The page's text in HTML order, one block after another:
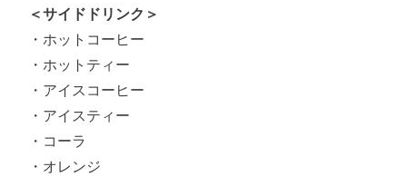
＜サイドドリンク＞
・ホットコーヒー
・ホットティー
・アイスコーヒー
・アイスティー
・コーラ
・オレンジ